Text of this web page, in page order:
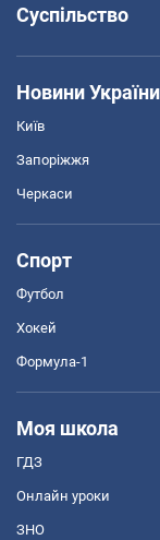
Суспільство
Новини України
Київ
Запоріжжя
Черкаси
Спорт
Футбол
Хокей
Формула-1
Моя школа
ГДЗ
Онлайн уроки
ЗНО